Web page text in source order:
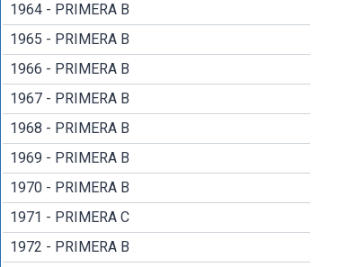
1964 - PRIMERA B
1965 - PRIMERA B
1966 - PRIMERA B
1967 - PRIMERA B
1968 - PRIMERA B
1969 - PRIMERA B
1970 - PRIMERA B
1971 - PRIMERA C
1972 - PRIMERA B